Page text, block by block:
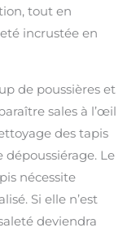
tout en
incrustée en
de poussières et
sales à l’œil
des tapis
Le
nécessite
Si elle n’est
deviendra